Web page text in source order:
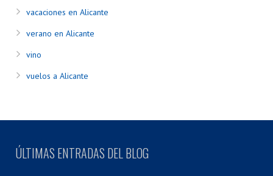
vacaciones en Alicante
verano en Alicante
vino
vuelos a Alicante
ÚLTIMAS ENTRADAS DEL BLOG